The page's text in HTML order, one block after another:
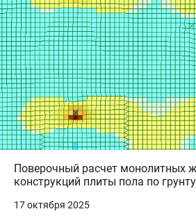
Поверочный расчет монолитных
конструкций плиты пола по грунту
17 октября 2025